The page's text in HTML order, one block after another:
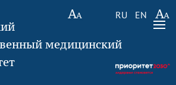
RU EN
медицинский